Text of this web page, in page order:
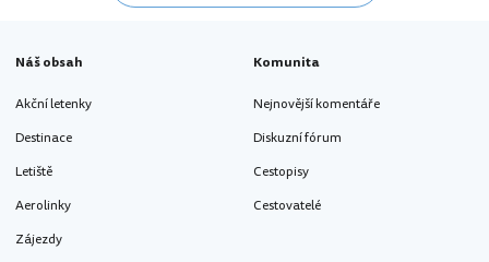
Náš obsah
Akční letenky
Destinace
Letiště
Aerolinky
Zájezdy
Komunita
Nejnovější komentáře
Diskuzní fórum
Cestopisy
Cestovatelé